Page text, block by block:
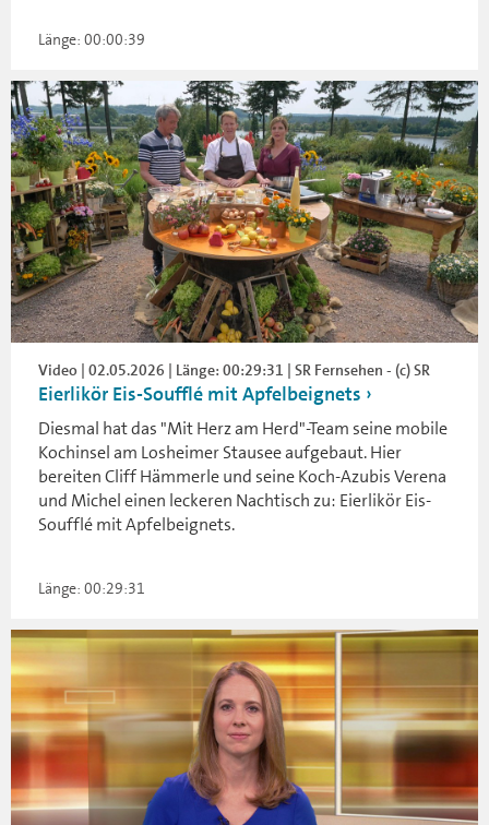
Länge: 00:00:39
Video | 02.05.2026 | Länge: 00:29:31 | SR Fernsehen - (c) SR
Eierlikör Eis-Soufflé mit Apfelbeignets
Diesmal hat das "Mit Herz am Herd"-Team seine mobile
Kochinsel am Losheimer Stausee aufgebaut. Hier
bereiten Cliff Hämmerle und seine Koch-Azubis Verena
und Michel einen leckeren Nachtisch zu: Eierlikör Eis-
Soufflé mit Apfelbeignets.
Länge: 00:29:31